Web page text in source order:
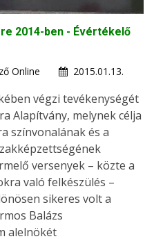
2014-ben - Évértékelő
Online
2015.01.13.
végzi tevékenységét
Alapítvány, melynek célja
színvonalának és a
versenyek – közte a
való felkészülés –
sikeres volt a
Balázs
alelnökét